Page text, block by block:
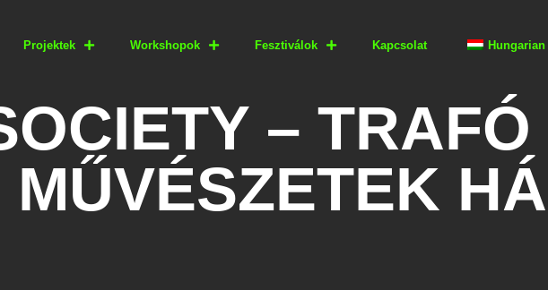
Projektek Workshopok Fesztiválok Kapcsolat Hungarian
– TRAFÓ